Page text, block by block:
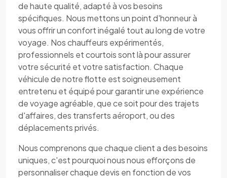
de haute qualité, adapté à vos besoins
spécifiques. Nous mettons un point d'honneur à
vous offrir un confort inégalé tout au long de votre
voyage. Nos chauffeurs expérimentés,
professionnels et courtois sont là pour assurer
votre sécurité et votre satisfaction. Chaque
véhicule de notre flotte est soigneusement
entretenu et équipé pour garantir une expérience
de voyage agréable, que ce soit pour des trajets
d'affaires, des transferts aéroport, ou des
déplacements privés.
Nous comprenons que chaque client a des besoins
uniques, c'est pourquoi nous nous efforçons de
personnaliser chaque devis en fonction de vos